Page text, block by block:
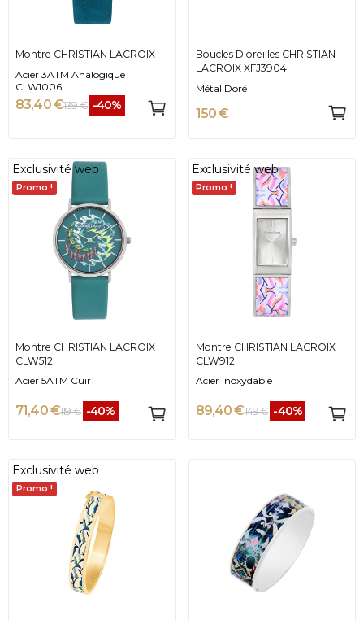
Montre CHRISTIAN LACROIX
Acier 3ATM Analogique
CLW1006
83,40 €139 € -40%
Boucles D'oreilles CHRISTIAN
LACROIX XFJ3904
Métal Doré
150 €
Exclusivité web
Promo !
Montre CHRISTIAN LACROIX
CLW512
Acier 5ATM Cuir
71,40 €119 € -40%
Exclusivité web
Promo !
Montre CHRISTIAN LACROIX
CLW912
Acier Inoxydable
89,40 €149 € -40%
Exclusivité web
Promo !